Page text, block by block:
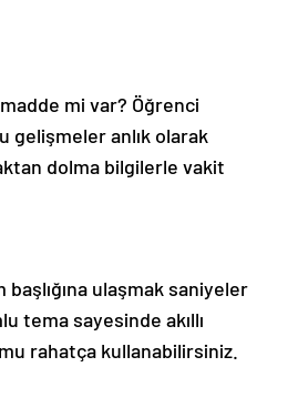
mi var? Öğrenci
gelişmeler anlık olarak
dolma bilgilerle vakit
başlığına ulaşmak saniyeler
tema sayesinde akıllı
rahatça kullanabilirsiniz.